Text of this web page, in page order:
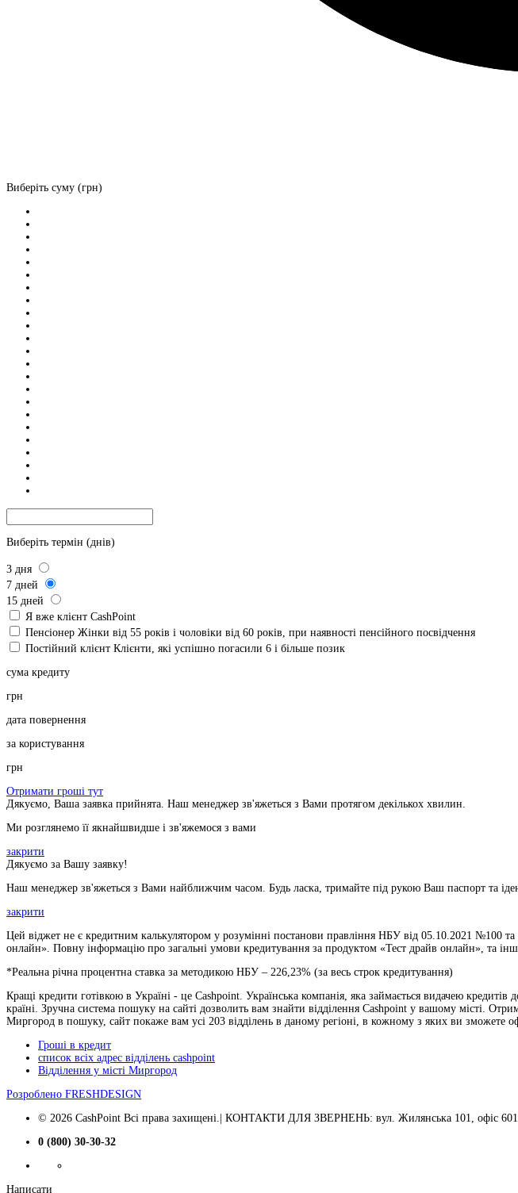
Виберіть суму (грн)
Виберіть термін (днів)
3 дня
7 дней
15 дней
Я вже клієнт CashPoint
Пенсіонер Жінки від 55 років і чоловіки від 60 років, при наявності пенсійного посвідчення
Постійний клієнт Клієнти, які успішно погасили 6 і більше позик
сума кредиту
грн
дата повернення
за користування
грн
Отримати гроші тут
Дякуємо, Ваша заявка прийнята. Наш менеджер зв'яжеться з Вами протягом декількох хвилин.
Ми розглянемо її якнайшвидше і зв'яжемося з вами
закрити
Дякуємо за Вашу заявку!
Наш менеджер зв'яжеться з Вами найближчим часом. Будь ласка, тримайте під рукою Ваш паспорт та
закрити
Цей віджет не є кредитним калькулятором у розумінні постанови правління НБУ від 05.10.2021 №100
онлайн». Повну інформацію про загальні умови кредитування за продуктом «Тест драйв онлайн», та
*Реальна річна процентна ставка за методикою НБУ – 226,23% (за весь строк кредитування)
Кращі кредити готівкою в Україні - це Cashpoint. Українська компанія, яка займається видачею
країні. Зручна система пошуку на сайті дозволить вам знайти відділення Cashpoint у вашому місті.
Миргород в пошуку, сайт покаже вам усі 203 відділень в даному регіоні, в кожному з яких ви зможете
Гроші в кредит
список всіх адрес відділень cashpoint
Відділення у місті Миргород
Розроблено FRESHDESIGN
© 2026 CashPoint Всі права захищені.| КОНТАКТИ ДЛЯ ЗВЕРНЕНЬ: вул. Жилянська 101, офіс 601
0 (800) 30-30-32
Написати